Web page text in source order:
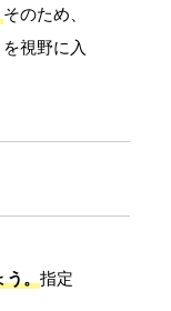
そのため、
視野に入
。 指定